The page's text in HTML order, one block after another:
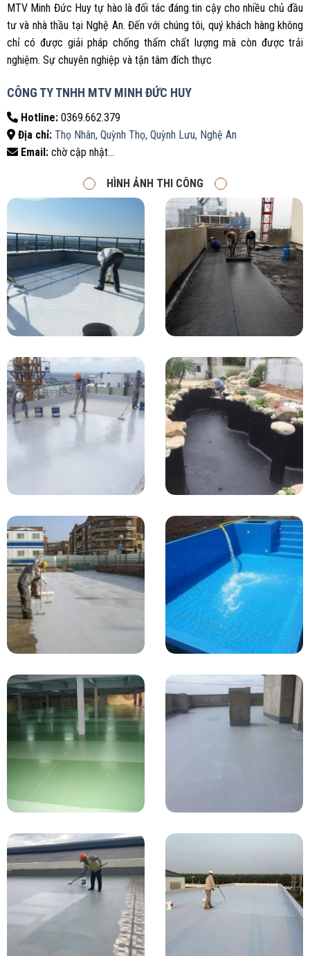
MTV Minh Đức Huy tự hào là đối tác đáng tin cậy cho nhiều chủ đầu
tư và nhà thầu tại Nghệ An. Đến với chúng tôi, quý khách hàng không
chỉ có được giải pháp chống thấm chất lượng mà còn được trải
nghiệm. Sự chuyên nghiệp và tận tâm đích thực
CÔNG TY TNHH MTV MINH ĐỨC HUY
Hotline:0369.662.379
Địa chỉ: Thọ Nhân, Quỳnh Thọ, Quỳnh Lưu, Nghệ An
Email:chờ cập nhật…
HÌNH ẢNH THI CÔNG